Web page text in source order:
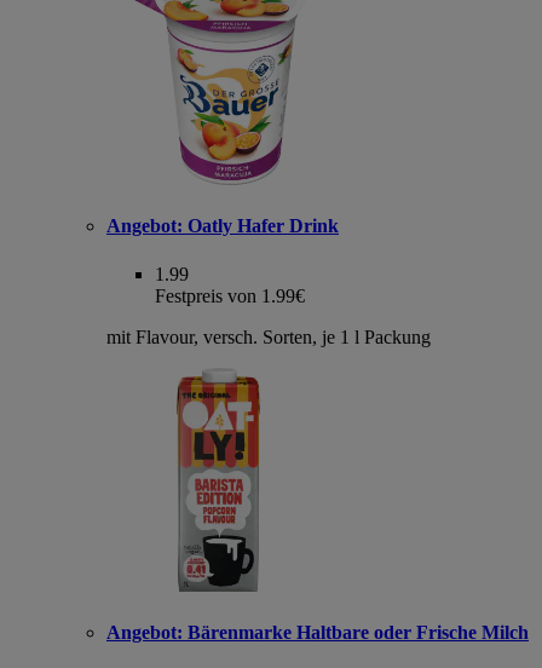
Angebot: Oatly Hafer Drink
1.99
Festpreis von 1.99€
mit Flavour, versch. Sorten, je 1 l Packung
Angebot: Bärenmarke Haltbare oder Frische Milch